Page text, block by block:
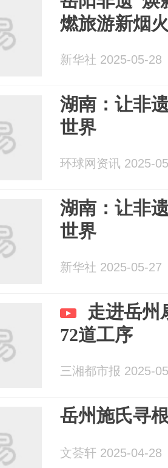
燃旅游新烟
新华社 2025-05-28
湖南：让非
世界
环球网资讯 2025-
湖南：让非
世界
新华社 2025-05-27
走进岳州
72道工序
三湘都市报 2025-
岳州施氏寻
文荟轩 2025-04-28